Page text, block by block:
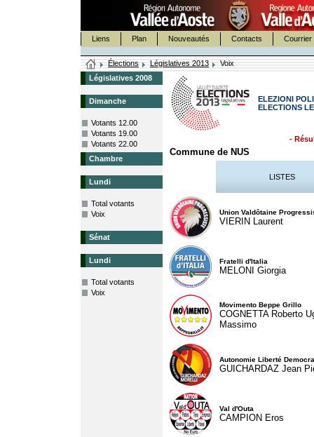
Liens Plan Nouveautés Contacts Courrier
Élections Législatives 2013
Voix
Législatives 2008
Dimanche
Votants 12.00
Votants 19.00
Votants 22.00
Chambre
Lundi
Total votants
Voix
Sénat
Lundi
Total votants
Voix
ELEZIONI
ELECTIONS
-
Commune de NUS
LISTES
Union Valdôtaine
VIERIN Laurent
Fratelli d'Italia
MELONI Giorgia
Movimento Beppe Grillo
COGNETTA Roberto
Massimo
Autonomie Liberté
GUICHARDAZ Jean
Val d'Outa
CAMPION Eros